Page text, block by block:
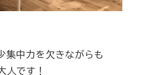
集中力を欠きながらも
人です！